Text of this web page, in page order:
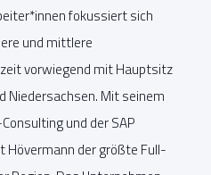
fokussiert sich
und mittlere
vorwiegend mit Hauptsitz
Niedersachsen. Mit seinem
und der SAP
Hövermann der größte Full-